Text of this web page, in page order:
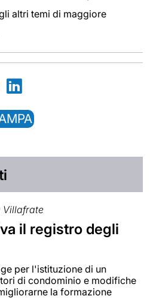
altri temi di maggiore
Villafrate
il registro degli
per l'istituzione di un
di condominio e modifiche
la formazione